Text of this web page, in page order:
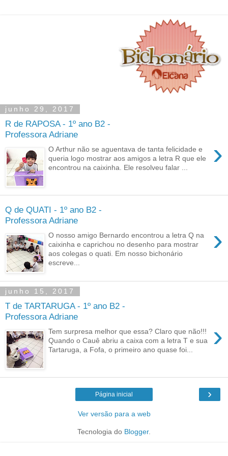
junho 29, 2017
R de RAPOSA - 1º ano B2 -
Professora Adriane
›
O Arthur não se aguentava de tanta felicidade e
queria logo mostrar aos amigos a letra R que ele
encontrou na caixinha. Ele resolveu falar ...
Q de QUATI - 1º ano B2 -
Professora Adriane
›
O nosso amigo Bernardo encontrou a letra Q na
caixinha e caprichou no desenho para mostrar
aos colegas o quati. Em nosso bichonário
escreve...
junho 15, 2017
T de TARTARUGA - 1º ano B2 -
Professora Adriane
›
Tem surpresa melhor que essa? Claro que não!!!
Quando o Cauê abriu a caixa com a letra T e sua
Tartaruga, a Fofa, o primeiro ano quase foi...
›
Página inicial
Ver versão para a web
Tecnologia do Blogger.